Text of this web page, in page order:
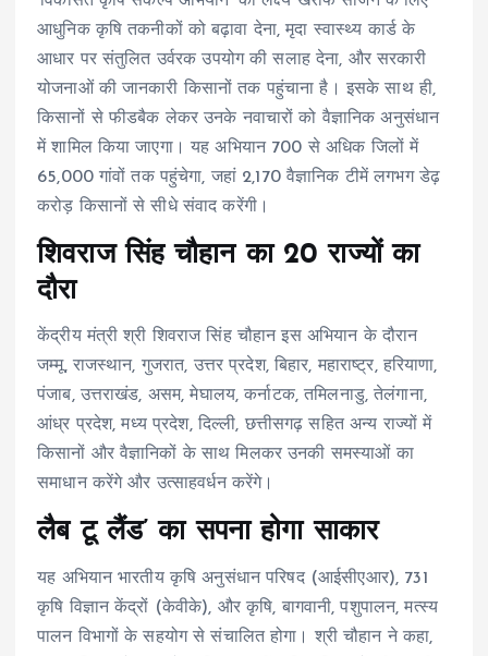
आधुनिक कृषि तकनीकों को बढ़ावा देना, मृदा स्वास्थ्य कार्ड के
आधार पर संतुलित उर्वरक उपयोग की सलाह देना, और सरकारी
योजनाओं की जानकारी किसानों तक पहुंचाना है। इसके साथ ही,
किसानों से फीडबैक लेकर उनके नवाचारों को वैज्ञानिक अनुसंधान
में शामिल किया जाएगा। यह अभियान 700 से अधिक जिलों में
65,000 गांवों तक पहुंचेगा, जहां 2,170 वैज्ञानिक टीमें लगभग डेढ़
करोड़ किसानों से सीधे संवाद करेंगी।
शिवराज सिंह चौहान का 20 राज्यों का
दौरा
केंद्रीय मंत्री श्री शिवराज सिंह चौहान इस अभियान के दौरान
जम्मू, राजस्थान, गुजरात, उत्तर प्रदेश, बिहार, महाराष्ट्र, हरियाणा,
पंजाब, उत्तराखंड, असम, मेघालय, कर्नाटक, तमिलनाडु, तेलंगाना,
आंध्र प्रदेश, मध्य प्रदेश, दिल्ली, छत्तीसगढ़ सहित अन्य राज्यों में
किसानों और वैज्ञानिकों के साथ मिलकर उनकी समस्याओं का
समाधान करेंगे और उत्साहवर्धन करेंगे।
लैब टू लैंड’ का सपना होगा साकार
यह अभियान भारतीय कृषि अनुसंधान परिषद (आईसीएआर), 731
कृषि विज्ञान केंद्रों (केवीके), और कृषि, बागवानी, पशुपालन, मत्स्य
पालन विभागों के सहयोग से संचालित होगा। श्री चौहान ने कहा,